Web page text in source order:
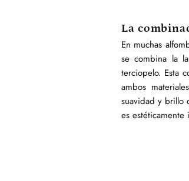
La
En muchas
se combina la
terciopelo. Esta
ambos
suavidad y brillo
es